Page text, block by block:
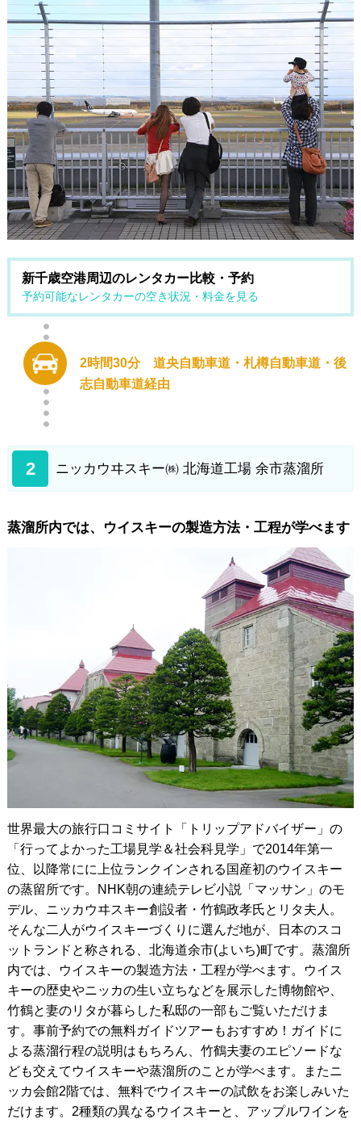
新千歳空港周辺のレンタカー比較・予約
予約可能なレンタカーの空き状況・料金を見る
2時間30分 道央自動車道・札樽自動車道・後
志自動車道経由
2 ニッカウヰスキー㈱ 北海道工場 余市蒸溜所
蒸溜所内では、ウイスキーの製造方法・工程が学べます
世界最大の旅行口コミサイト「トリップアドバイザー」の
「行ってよかった工場見学＆社会科見学」で2014年第一
位、以降常にに上位ランクインされる国産初のウイスキー
の蒸留所です。NHK朝の連続テレビ小説「マッサン」のモ
デル、ニッカウヰスキー創設者・竹鶴政孝氏とリタ夫人。
そんな二人がウイスキーづくりに選んだ地が、日本のスコ
ットランドと称される、北海道余市(よいち)町です。蒸溜所
内では、ウイスキーの製造方法・工程が学べます。ウイス
キーの歴史やニッカの生い立ちなどを展示した博物館や、
竹鶴と妻のリタが暮らした私邸の一部もご覧いただけま
す。事前予約での無料ガイドツアーもおすすめ！ガイドに
よる蒸溜行程の説明はもちろん、竹鶴夫妻のエピソードな
ども交えてウイスキーや蒸溜所のことが学べます。またニ
ッカ会館2階では、無料でウイスキーの試飲をお楽しみいた
だけます。2種類の異なるウイスキーと、アップルワインを